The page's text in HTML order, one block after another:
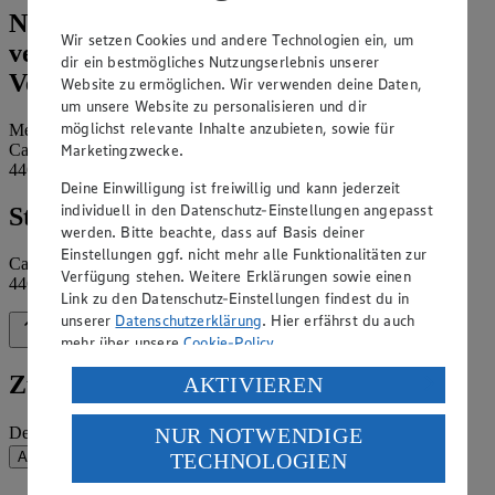
Name und Kontaktdaten der
verantwortlichen Stelle und ggf. deren
Vertretung:
Melanie Krüger e.K.
Castroper Str. 373
44627 Herne
Standort des Marktes:
Castroper Straße 373
44627 Herne
Zurück nach oben
Zum Newsletter anmelden
Deine E-Mail-Adresse (Pflichtfeld)
Absenden
Wir setzen Cookies und andere Technologien ein, um
dir ein bestmögliches Nutzungserlebnis unserer
Website zu ermöglichen. Wir verwenden deine Daten,
um unsere Website zu personalisieren und dir
möglichst relevante Inhalte anzubieten, sowie für
Marketingzwecke.
Deine Einwilligung ist freiwillig und kann jederzeit
individuell in den Datenschutz-Einstellungen angepasst
werden. Bitte beachte, dass auf Basis deiner
Einstellungen ggf. nicht mehr alle Funktionalitäten zur
Verfügung stehen. Weitere Erklärungen sowie einen
Link zu den Datenschutz-Einstellungen findest du in
unserer Datenschutzerklärung. Hier erfährst du auch
mehr über unsereCookie-Policy.
Verarbeitung deiner personenbezogenen Daten in den
USA durch Facebook und YouTube:
Wenn du auf „Aktivieren“ klickst, willigst du im Sinne
des Art. 49 Abs. 1 Satz 1 lit. a) DSGVO ein, dass deine
Daten in den USA verarbeitet werden. Der EuGH sieht
AKTIVIEREN
NUR NOTWENDIGE
TECHNOLOGIEN